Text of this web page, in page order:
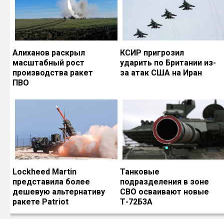
Алиханов раскрыл
масштабный рост
производства ракет
ПВО
КСИР пригрозил
ударить по Британии из-
за атак США на Иран
Lockheed Martin
представила более
дешевую альтернативу
ракете Patriot
Танковые
подразделения в зоне
СВО осваивают новые
Т-72Б3А